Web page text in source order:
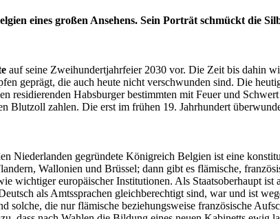
eines großen Ansehens. Sein Porträt schmückt die
auf seine Zweihundertjahrfeier 2030 vor. Die Zeit bis dahin
geprägt, die auch heute nicht verschwunden sind. Die
residierenden Habsburger bestimmten mit Feuer und
Blutzoll zahlen. Die erst im frühen 19. Jahrhundert
Niederlanden gegründete Königreich Belgien ist eine
Wallonien und Brüssel; dann gibt es flämische,
wichtiger europäischer Institutionen. Als Staatsoberhaupt
als Amtssprachen gleichberechtigt sind, war und ist
solche, die nur flämische beziehungsweise französische